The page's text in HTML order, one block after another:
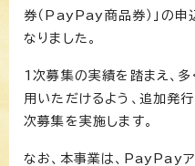
券（PayPay商品券）」の申
なりました。
1次募集の実績を踏まえ、
用いただけるよう、追加発
次募集を実施します。
なお、本事業は、PayPay